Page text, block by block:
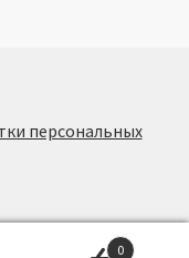
персональных
0